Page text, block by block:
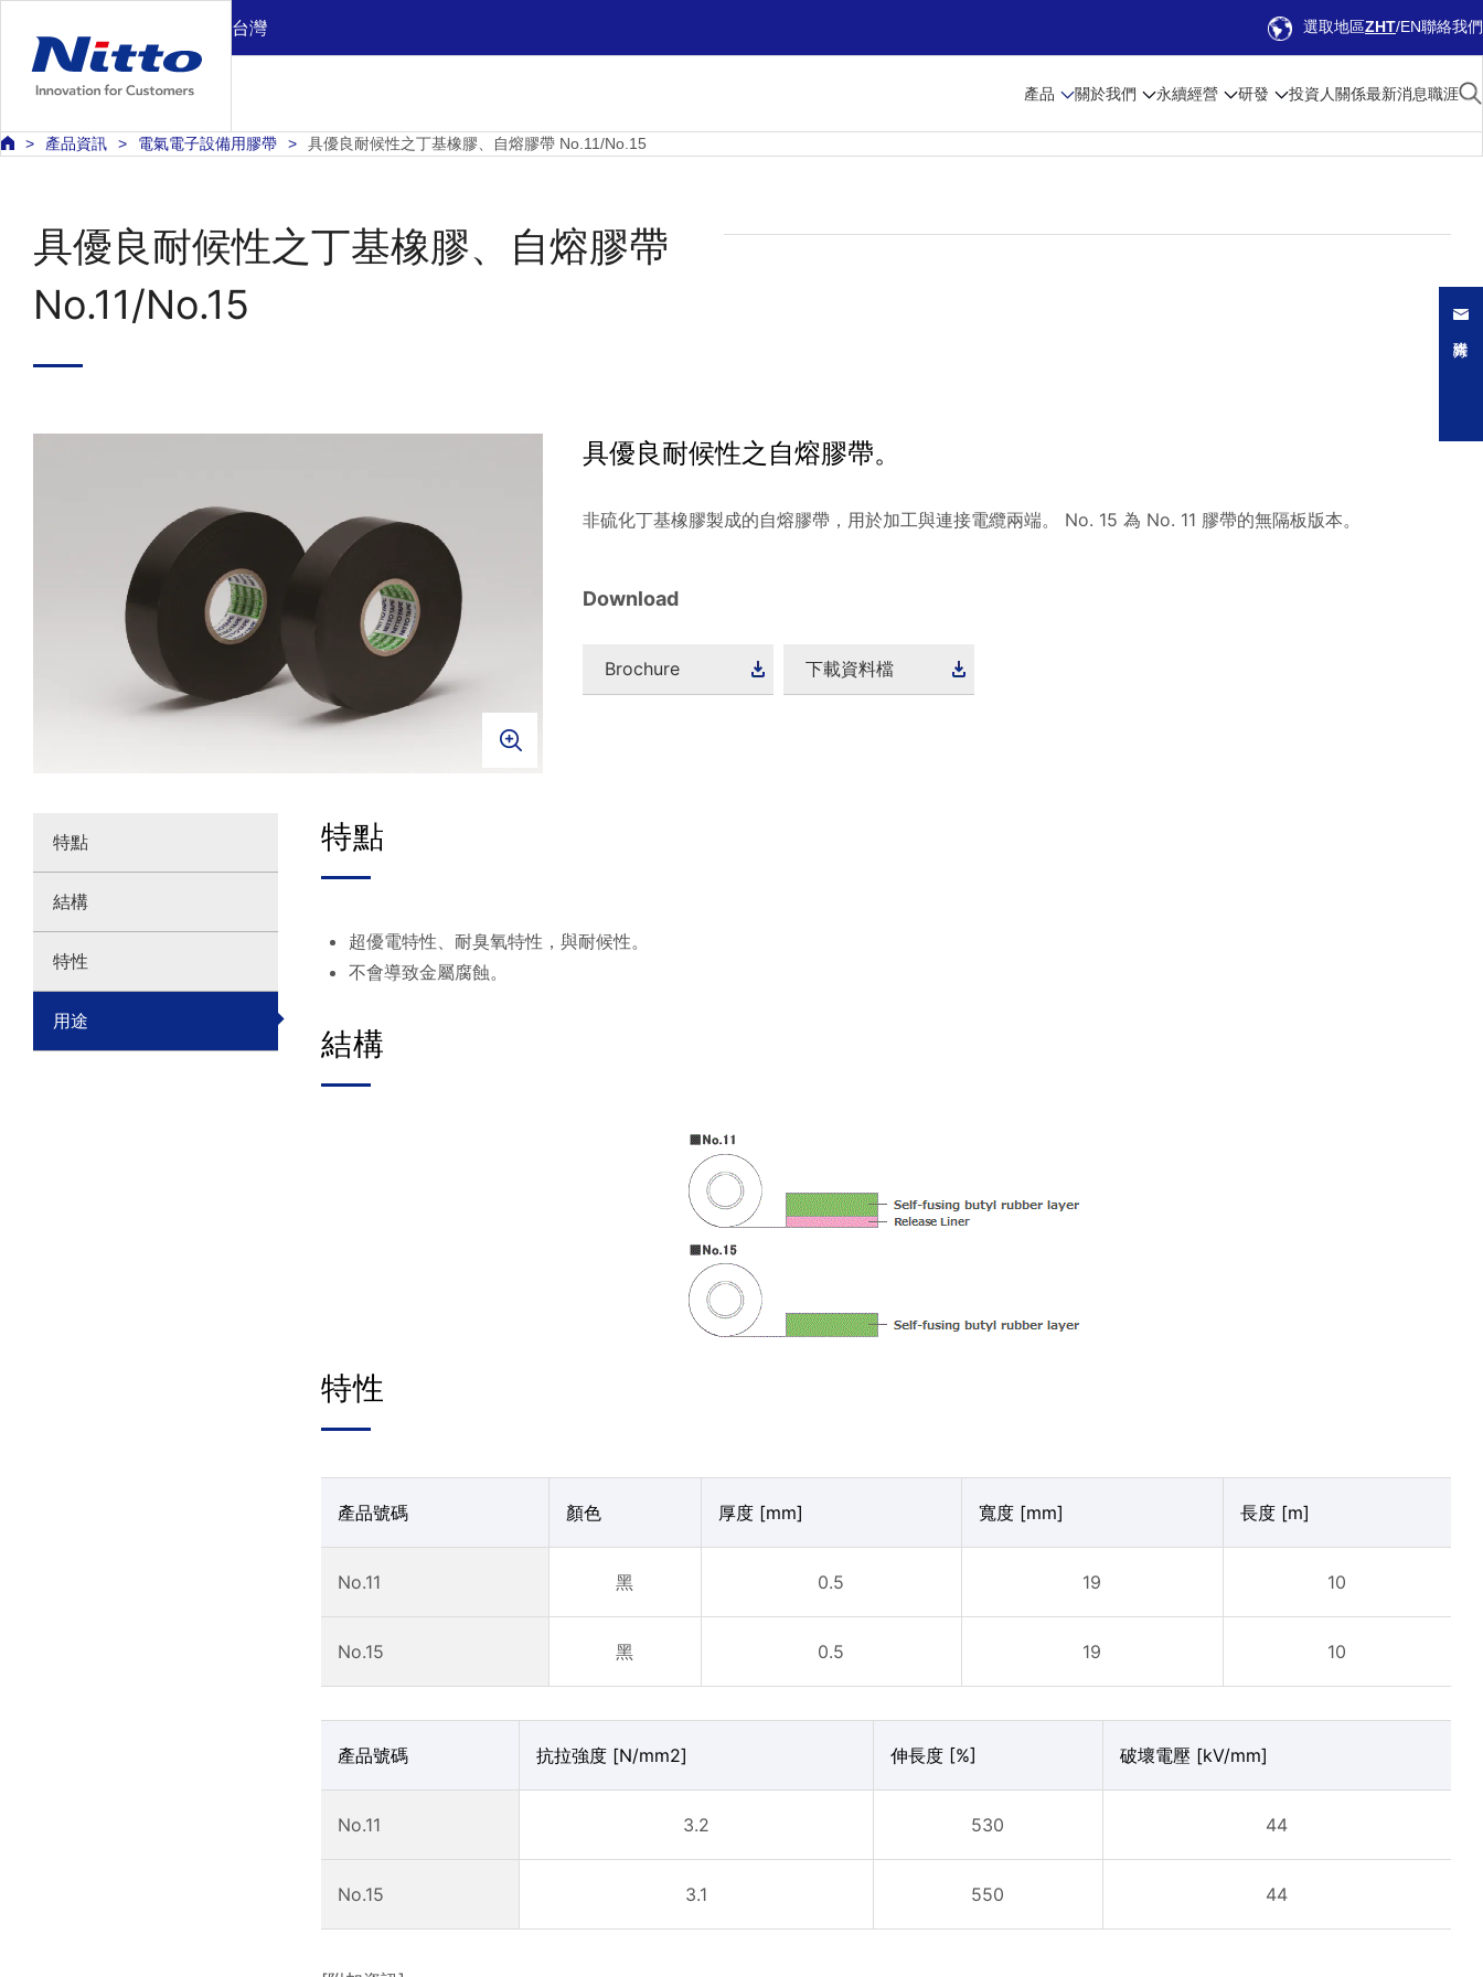
台灣 選取地區ZHT EN聯絡我們
產品 關於我們 永續經營 研發 投資人關係最新消息職涯
產品資訊 電氣電子設備用膠帶 具優良耐候性之丁基橡膠、自熔膠帶 No.11/No.15
具優良耐候性之丁基橡膠、自熔膠帶
No.11/No.15
具優良耐候性之自熔膠帶。
非硫化丁基橡膠製成的自熔膠帶，用於加工與連接電纜兩端。 No. 15 為 No. 11 膠帶的無隔板版本。
Download
Brochure 下載資料檔
特點
結構
特性
用途
特點
超優電特性、耐臭氧特性，與耐候性。
不會導致金屬腐蝕。
結構
特性
產品號碼 顏色 厚度 [mm] 寬度 [mm] 長度 [m]
No.11 黑 0.5 19 10
No.15 黑 0.5 19 10
產品號碼 抗拉強度 [N/mm2] 伸長度 [%] 破壞電壓 [kV/mm]
No.11 3.2 530 44
No.15 3.1 550 44